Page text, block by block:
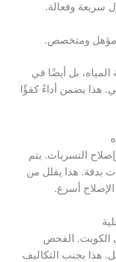
سريعة وفعالة.
مؤهل ومتخصص.
بل أيضًا في
هذا يضمن أداءً كفؤًا
التسربات. يتم
بدقة. هذا يقلل من
أسرع.
الكويت. الفحص
هذا يجنب التكاليف